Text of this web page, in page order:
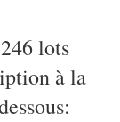
lots
à la